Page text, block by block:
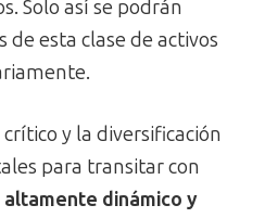
Solo así se podrán
de esta clase de activos
y la diversificación
para transitar con
altamente dinámico y